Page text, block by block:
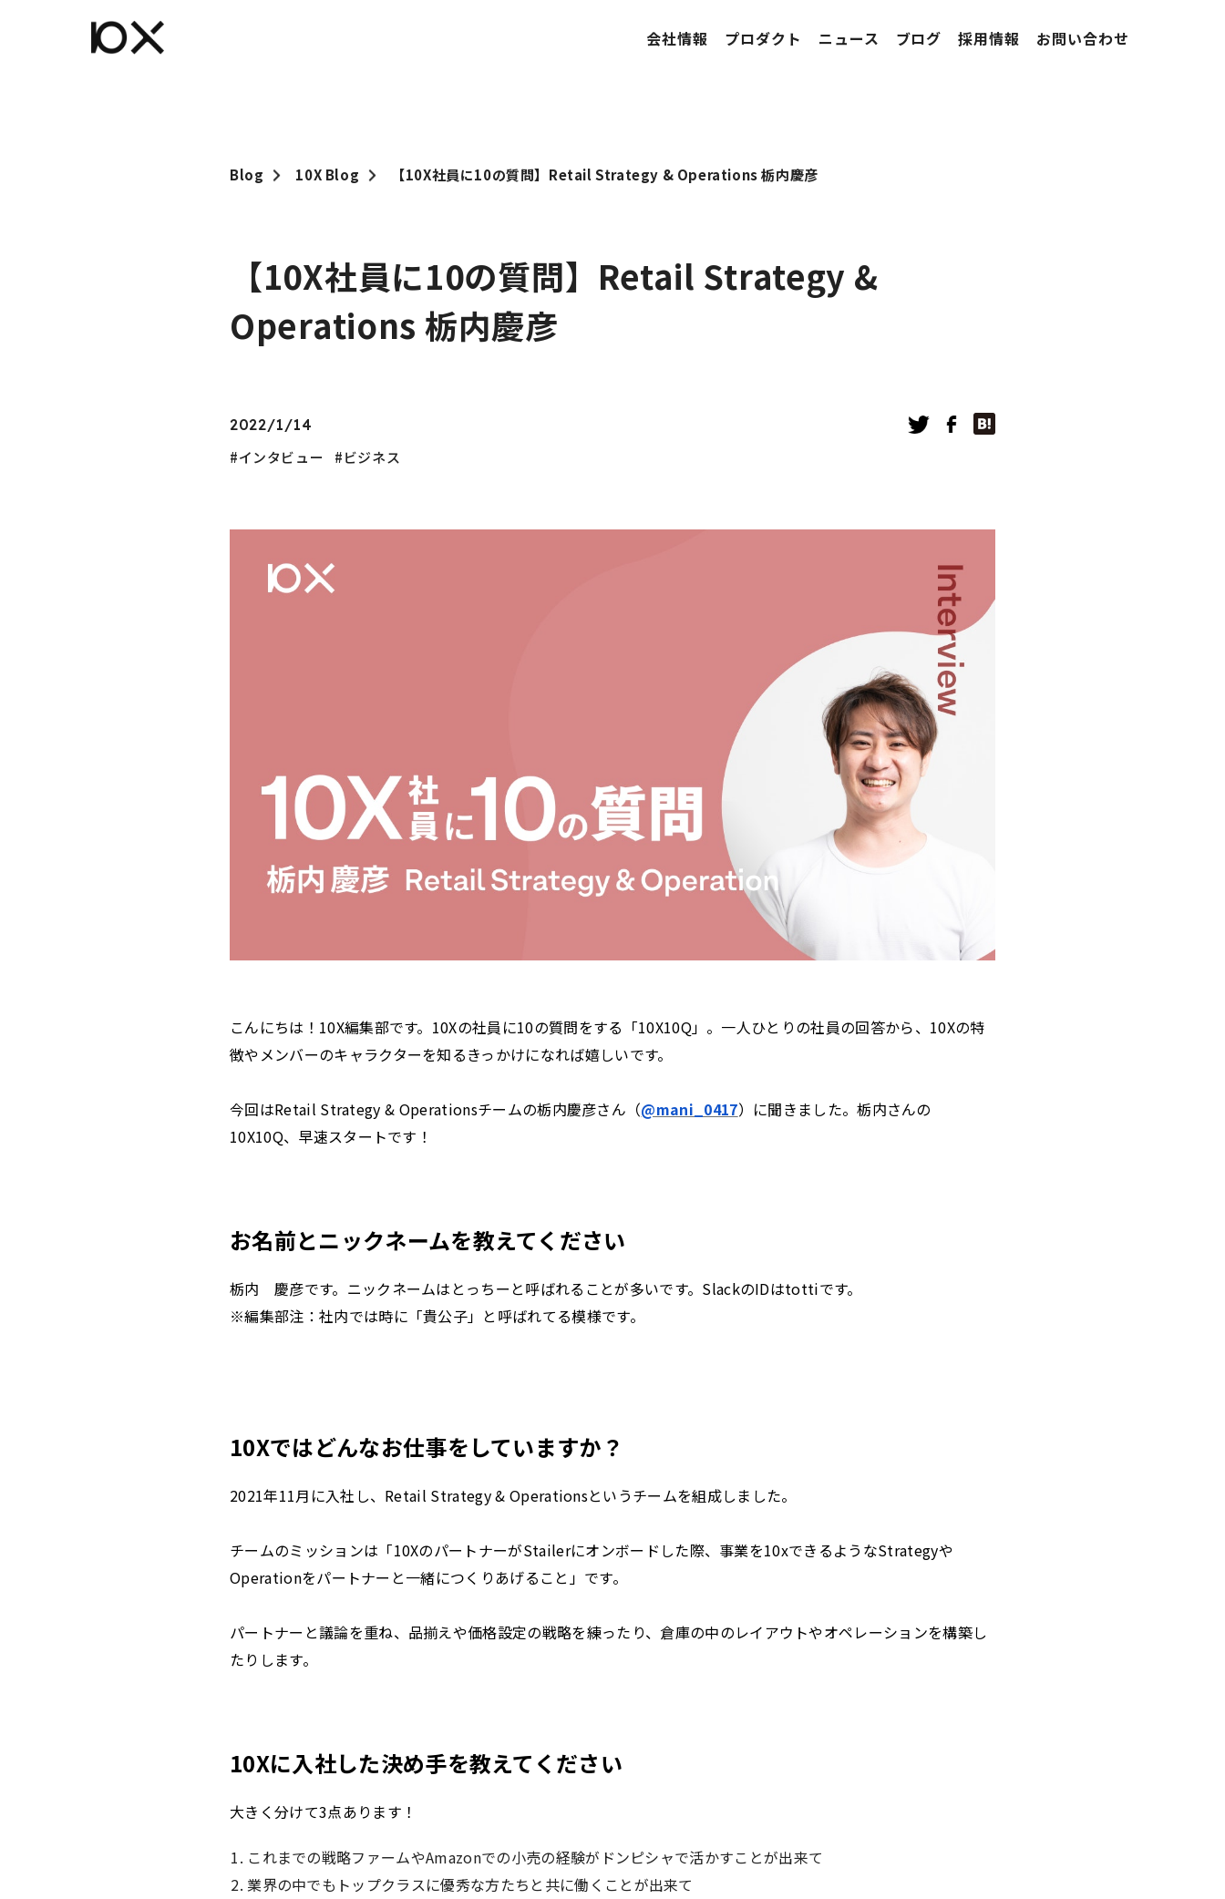
Blog 10X Blog 【10X社員に10の質問】Retail Strategy & Operations 栃内慶彦
【10X社員に10の質問】Retail Strategy &
Operations 栃内慶彦
2022/1/14
インタビュー ビジネス
こんにちは！10X編集部です。10Xの社員に10の質問をする「10X10Q」。一人ひとりの社員の回答から、10Xの特
徴やメンバーのキャラクターを知るきっかけになれば嬉しいです。
今回はRetail Strategy & Operationsチームの栃内慶彦さん（@mani_0417）に聞きました。栃内さんの
10X10Q、早速スタートです！
お名前とニックネームを教えてください
栃内 慶彦です。ニックネームはとっちーと呼ばれることが多いです。SlackのIDはtottiです。
※編集部注：社内では時に「貴公子」と呼ばれてる模様です。
10Xではどんなお仕事をしていますか？
2021年11月に入社し、Retail Strategy & Operationsというチームを組成しました。
チームのミッションは「10XのパートナーがStailerにオンボードした際、事業を10xできるようなStrategyや
Operationをパートナーと一緒につくりあげること」です。
パートナーと議論を重ね、品揃えや価格設定の戦略を練ったり、倉庫の中のレイアウトやオペレーションを構築し
たりします。
10Xに入社した決め手を教えてください
大きく分けて3点あります！
これまでの戦略ファームやAmazonでの小売の経験がドンピシャで活かすことが出来て
業界の中でもトップクラスに優秀な方たちと共に働くことが出来て
会社情報 プロダクト ニュース ブログ 採用情報 お問い合わせ